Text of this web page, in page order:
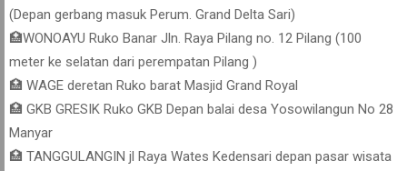
(Depan gerbang masuk Perum. Grand Delta Sari)
🏥WONOAYU Ruko Banar Jln. Raya Pilang no. 12 Pilang (100
meter ke selatan dari perempatan Pilang )
🏥 WAGE deretan Ruko barat Masjid Grand Royal
🏥 GKB GRESIK Ruko GKB Depan balai desa Yosowilangun No 28
Manyar
🏥 TANGGULANGIN jl Raya Wates Kedensari depan pasar wisata